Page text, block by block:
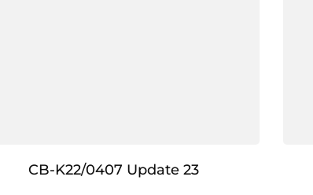
CB-K22/0407 Update 23